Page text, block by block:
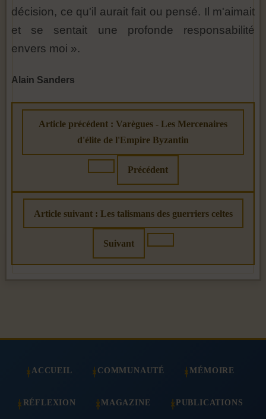
décision, ce qu'il aurait fait ou pensé. Il m'aimait
et se sentait une profonde responsabilité
envers moi ».
Alain Sanders
Article précédent : Varègues - Les Mercenaires
d'élite de l'Empire Byzantin
Précédent
Article suivant : Les talismans des guerriers celtes
Suivant
ACCUEIL COMMUNAUTÉ MÉMOIRE
RÉFLEXION MAGAZINE PUBLICATIONS